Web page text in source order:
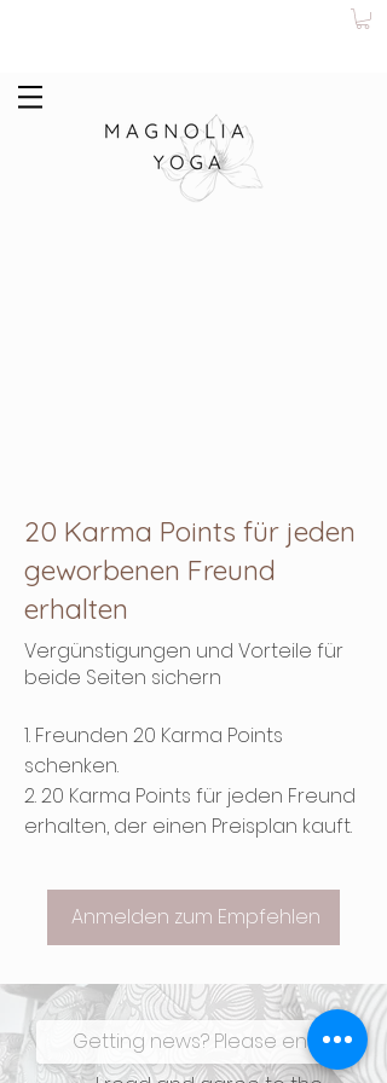
20 Karma Points für jeden
geworbenen Freund
erhalten
Vergünstigungen und Vorteile für
beide Seiten sichern
Freunden 20 Karma Points
schenken.
20 Karma Points für jeden Freund
erhalten, der einen Preisplan kauft.
Anmelden zum Empfehlen